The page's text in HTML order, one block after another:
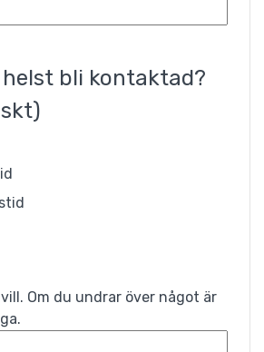
bli kontaktad?
Om du undrar över något är